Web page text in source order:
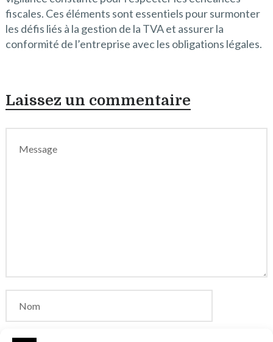
fiscales. Ces éléments sont essentiels pour surmonter
les défis liés à la gestion de la TVA et assurer la
conformité de l’entreprise avec les obligations légales.
Laissez un commentaire